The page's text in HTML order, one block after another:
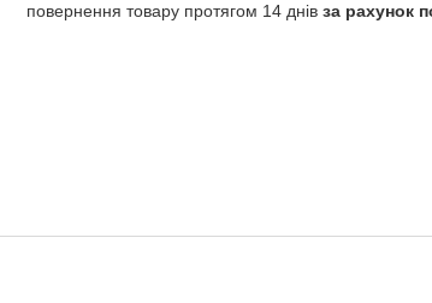
повернення товару протягом 14 днів за рахунок